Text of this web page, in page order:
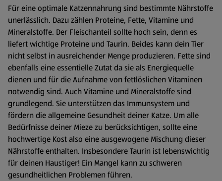
Für eine optimale Katzennahrung sind bestimmte Nährstoffe
unerlässlich. Dazu zählen Proteine, Fette, Vitamine und
Mineralstoffe. Der Fleischanteil sollte hoch sein, denn es
liefert wichtige Proteine und Taurin. Beides kann dein Tier
nicht selbst in ausreichender Menge produzieren. Fette sind
ebenfalls eine essentielle Zutat da sie als Energiequelle
dienen und für die Aufnahme von fettlöslichen Vitaminen
notwendig sind. Auch Vitamine und Mineralstoffe sind
grundlegend. Sie unterstützen das Immunsystem und
fördern die allgemeine Gesundheit deiner Katze. Um alle
Bedürfnisse deiner Mieze zu berücksichtigen, sollte eine
hochwertige Kost also eine ausgewogene Mischung dieser
Nährstoffe enthalten. Insbesondere Taurin ist lebenswichtig
für deinen Haustiger! Ein Mangel kann zu schweren
gesundheitlichen Problemen führen.